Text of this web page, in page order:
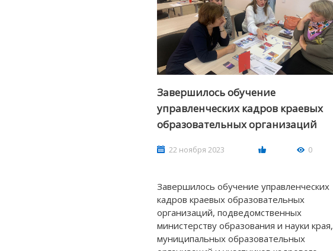
Завершилось обучение
управленческих кадров краевых
образовательных организаций
22 ноября 2023 0
Завершилось обучение управленческих
кадров краевых образовательных
организаций, подведомственных
министерству образования и науки края,
муниципальных образовательных